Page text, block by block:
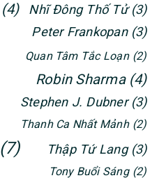
(4) Nhĩ Đông Thố Tử (3)
Peter Frankopan (3)
Quan Tâm Tắc Loạn (2)
Robin Sharma (4)
Stephen J. Dubner (3)
Thanh Ca Nhất Mảnh (2)
(7) Thập Tứ Lang (3)
Tony Buổi Sáng (2)